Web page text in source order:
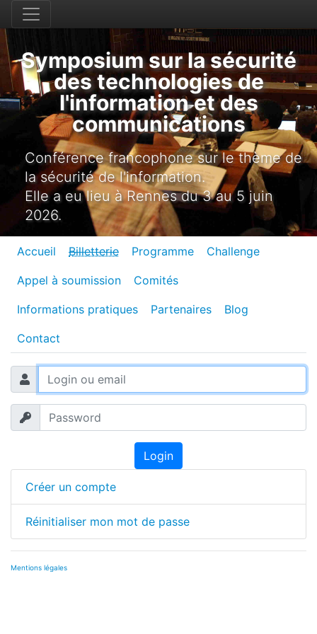
Symposium sur la sécurité
des technologies de
l'information et des
communications
Conférence francophone sur le thème de
la sécurité de l'information.
Elle a eu lieu à Rennes du 3 au 5 juin
2026.
Accueil Billetterie Programme Challenge
Appel à soumission Comités
Informations pratiques Partenaires Blog
Contact
Login
Créer un compte
Réinitialiser mon mot de passe
Mentions légales